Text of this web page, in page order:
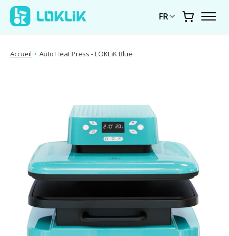
FR Chariot
Accueil • Auto Heat Press - LOKLiK Blue